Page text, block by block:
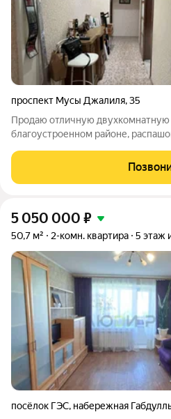
проспект Мусы Джалиля,35
Продаю отличную двухкомнатную
благоустроенном районе,
полы линолеум, два балкона
спокойные, в пешей доступности:
5 050 000 ₽
50,7 м² 2-комн. квартира 5 этаж
посёлок ГЭС, набережная